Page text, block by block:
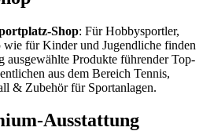
Shop: Für Hobbysportler,
wie für Kinder und Jugendliche finden
ausgewählte Produkte führender Top-
aus dem Bereich Tennis,
& Zubehör für Sportanlagen.
Ausstattung